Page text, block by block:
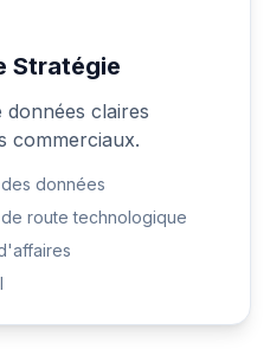
Stratégie
données claires
commerciaux.
données
route technologique